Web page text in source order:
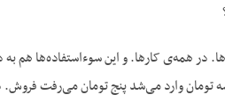
در همه‌ی کارها. و این سوءاستفاده‌ها هم
تومان وارد می‌شد پنج تومان می‌رفت